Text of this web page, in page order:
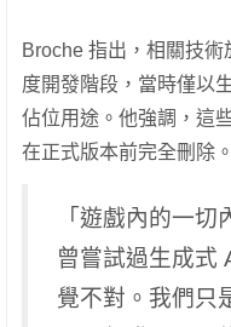
Broche 指出，相關技
度開發階段，當時僅以
佔位用途。他強調，這
在正式版本前完全刪除。
「遊戲內的一
曾嘗試過生成式
覺不對。我們只